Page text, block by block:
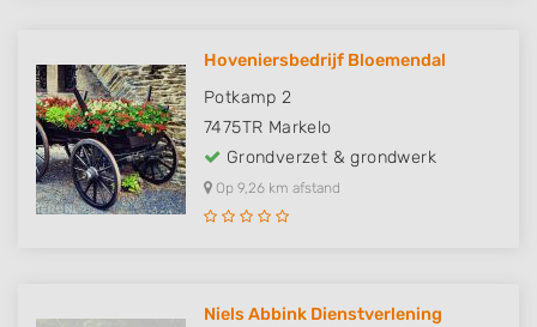
Hoveniersbedrijf Bloemendal
Potkamp 2
7475TR Markelo
Grondverzet & grondwerk
Op 9,26 km afstand
Niels Abbink Dienstverlening